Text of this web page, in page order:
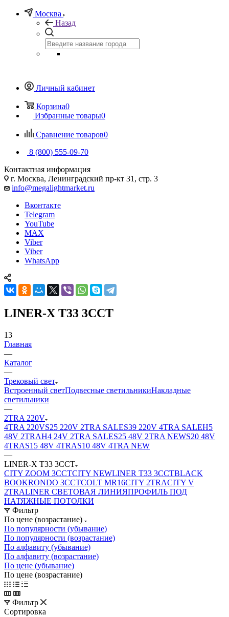
Москва
Назад
Личный кабинет
Корзина0
Избранные товары0
Сравнение товаров0
8 (800) 555-09-70
Контактная информация
г. Москва, Ленинградский пр-кт 31, стр. 3
info@megalightmarket.ru
Вконтакте
Telegram
YouTube
MAX
Viber
Viber
WhatsApp
LINER-X T33 3CCT
13
Главная
—
Каталог
—
Трековый свет
Встроенный светПодвесные светильникиНакладные
светильники
—
2TRA 220V
4TRA 220VS25 220V 2TRA SALES39 220V 4TRA SALEH5
48V 2TRAH4 24V 2TRA SALES25 48V 2TRA NEWS20 48V
4TRAS15 48V 4TRAS10 48V 4TRA NEW
—
LINER-X T33 3CCT
CITY ZOOM 3CCTCITY NEWLINER T33 3CCTBLACK
BOOKRONDO 3CCTCOLT MR16CITY 2TRACITY V
2TRALINER СВЕТОВАЯ ЛИНИЯПРОФИЛЬ ПОД
НАТЯЖНЫЕ ПОТОЛКИ
Фильтр
По цене (возрастание)
По популярности (убывание)
По популярности (возрастание)
По алфавиту (убывание)
По алфавиту (возрастание)
По цене (убывание)
По цене (возрастание)
Фильтр
Сортировка